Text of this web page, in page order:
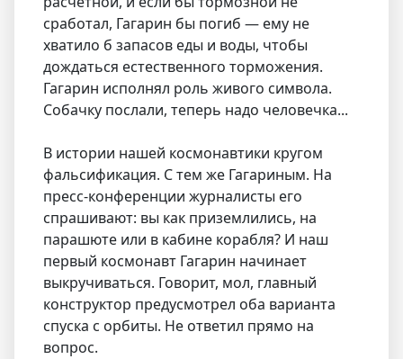
сработал, Гагарин бы погиб — ему не
хватило б запасов еды и воды, чтобы
дождаться естественного торможения.
Гагарин исполнял роль живого символа.
Собачку послали, теперь надо человечка...
В истории нашей космонавтики кругом
фальсификация. С тем же Гагариным. На
пресс-конференции журналисты его
спрашивают: вы как приземлились, на
парашюте или в кабине корабля? И наш
первый космонавт Гагарин начинает
выкручиваться. Говорит, мол, главный
конструктор предусмотрел оба варианта
спуска с орбиты. Не ответил прямо на
вопрос.